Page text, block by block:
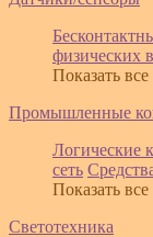
физических
Показать все
Промышленные
Логические
сеть
Показать все
Светотехника